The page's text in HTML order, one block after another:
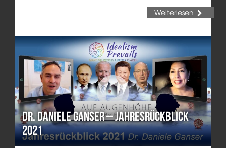
Weiterlesen
Dr. Daniele Ganser – Jahresrückblick
2021